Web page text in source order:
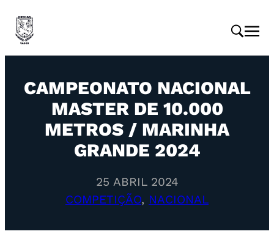
CAMPEONATO NACIONAL
MASTER DE 10.000
METROS / MARINHA
GRANDE 2024
25 ABRIL 2024
COMPETIÇÃO, NACIONAL